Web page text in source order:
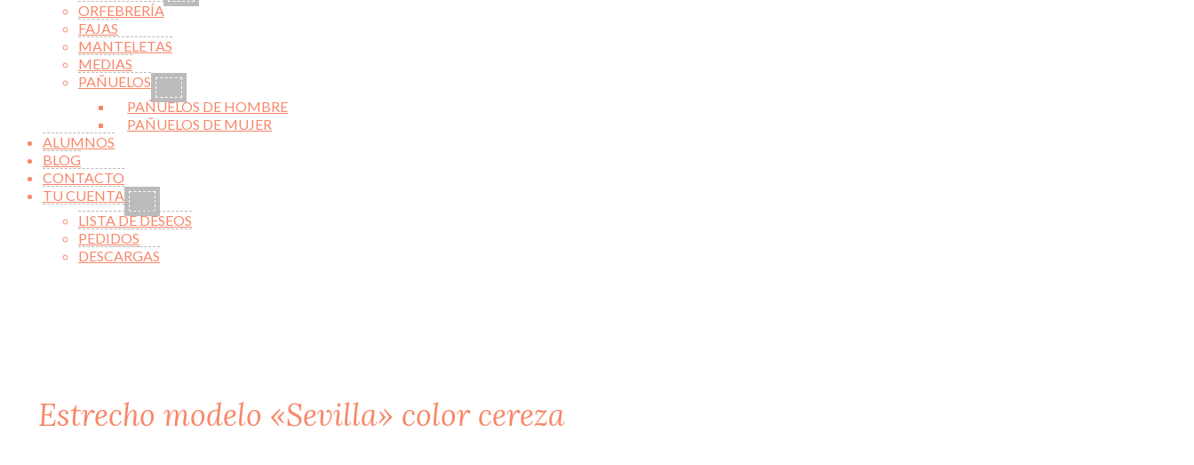
ORFEBRERÍA
FAJAS
MANTELETAS
MEDIAS
PAÑUELOS
PAÑUELOS DE HOMBRE
PAÑUELOS DE MUJER
ALUMNOS
BLOG
CONTACTO
TU CUENTA
LISTA DE DESEOS
PEDIDOS
DESCARGAS
Estrecho modelo «Sevilla» color cereza